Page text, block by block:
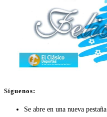
Síguenos:
Se abre en una nueva pestaña